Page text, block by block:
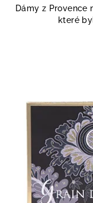
Dámy z Provence
které